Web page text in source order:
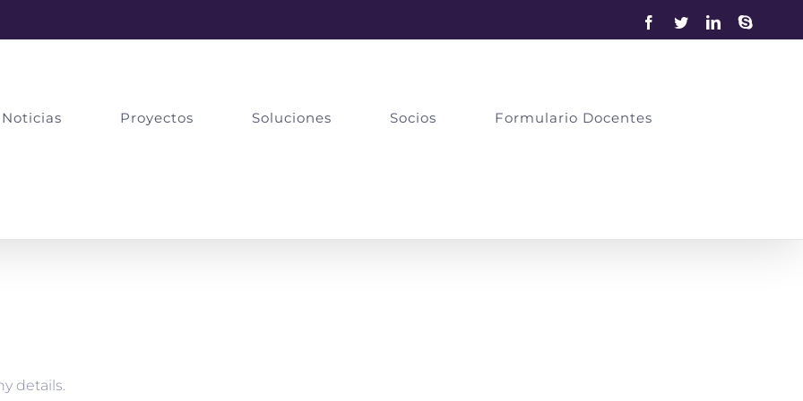
Facebook
TwitterLinkedInSkype
Noticias Proyectos Soluciones Socios Formulario Docentes
details.